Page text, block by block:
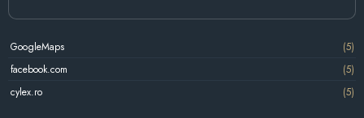
GoogleMaps
(5)
facebook.com
(5)
cylex.ro
(5)